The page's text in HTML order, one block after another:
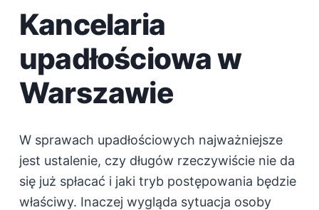
Kancelaria
upadłościowa w
Warszawie
W sprawach upadłościowych najważniejsze
jest ustalenie, czy długów rzeczywiście nie da
się już spłacać i jaki tryb postępowania będzie
właściwy. Inaczej wygląda sytuacja osoby